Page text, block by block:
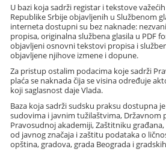
U bazi koja sadrži registar i tekstove
Republike Srbije objavljenih u Službenom
interneta dostupni su bez naknade:
propisa, originalna službena glasila u PDF
objavljeni osnovni tekstovi propisa i
objavljene njihove izmene i dopune.
Za pristup ostalim podacima koje sadrži
plaća se naknada čija se visina određuje
koji saglasnost daje Vlada.
Baza koja sadrži sudsku praksu dostupna
sudovima i javnim tužilaštvima, Državnom
Pravosudnoj akademiji, Zaštitniku
od javnog značaja i zaštitu podataka o
opština, gradova, grada Beograda i